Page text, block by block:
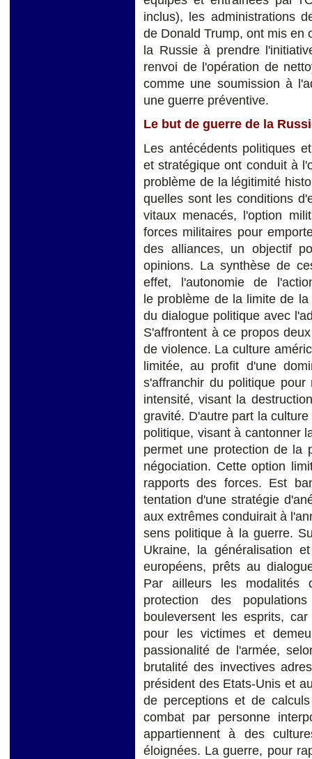
inclus), les administrations
de Donald Trump, ont mis
la Russie à prendre
renvoi de l'opération de
comme une soumission à
une guerre préventive.
Le but de guerre de la
Les antécédents politiques
et stratégique ont conduit à
problème de la légitimité
quelles sont les conditions
vitaux menacés, l'option
forces militaires pour
des alliances, un objectif
opinions. La synthèse de
effet, l'autonomie de
le problème de la limite de
du dialogue politique avec
S'affrontent à ce propos
de violence. La culture
limitée, au profit d'une
s'affranchir du politique
intensité, visant la
gravité. D'autre part la
politique, visant à cantonner
permet une protection de la
négociation. Cette option
rapports des forces. Est
tentation d'une stratégie
aux extrêmes conduirait à
sens politique à la guerre.
Ukraine, la généralisation
européens, prêts au
Par ailleurs les modalités
protection des
bouleversent les esprits,
pour les victimes et
passionalité de l'armée,
brutalité des invectives
président des Etats-Unis et
de perceptions et de
combat par personne
appartiennent à des
éloignées. La guerre, pour